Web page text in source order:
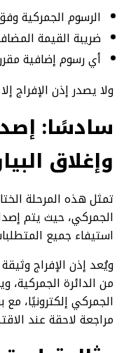
الرسوم الجمركية
ضريبة القيمة
أي رسوم إضافية
ولا يصدر إذن الإفراج
سادسًا:
وإغلاق
تمثل هذه المرحلة
الجمركي، حيث يتم
استيفاء جميع
ويُعد إذن الإفراج
من الدائرة الجمركية،
الجمركي إلكترونيًا، مع
مراجعة لاحقة عند